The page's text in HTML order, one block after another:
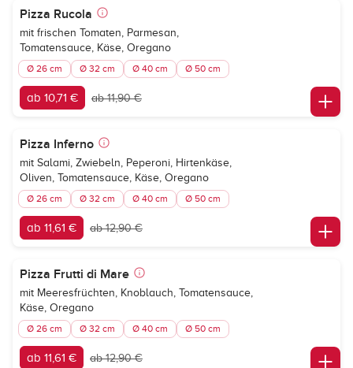
Pizza Rucola
mit frischen Tomaten, Parmesan,
Tomatensauce, Käse, Oregano
Ø 26 cm Ø 32 cm Ø 40 cm Ø 50 cm
ab 10,71 € ab 11,90 €
Pizza Inferno
mit Salami, Zwiebeln, Peperoni, Hirtenkäse,
Oliven, Tomatensauce, Käse, Oregano
Ø 26 cm Ø 32 cm Ø 40 cm Ø 50 cm
ab 11,61 € ab 12,90 €
Pizza Frutti di Mare
mit Meeresfrüchten, Knoblauch, Tomatensauce,
Käse, Oregano
Ø 26 cm Ø 32 cm Ø 40 cm Ø 50 cm
ab 11,61 € ab 12,90 €